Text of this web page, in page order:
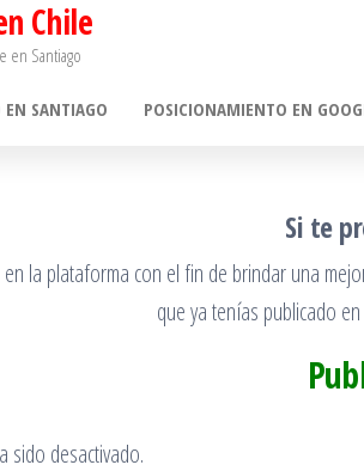
Chile
en Santiago​
EN SANTIAGO POSICIONAMIENTO EN
Si te
la plataforma con el fin de brindar una
que ya tenías publicado
sido desactivado.